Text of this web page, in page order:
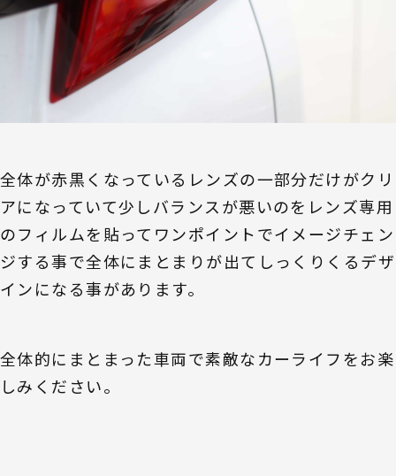
全体が赤黒くなっているレンズの一部分だけがクリ
アになっていて少しバランスが悪いのをレンズ専用
のフィルムを貼ってワンポイントでイメージチェン
ジする事で全体にまとまりが出てしっくりくるデザ
インになる事があります。
全体的にまとまった車両で素敵なカーライフをお楽
しみください。